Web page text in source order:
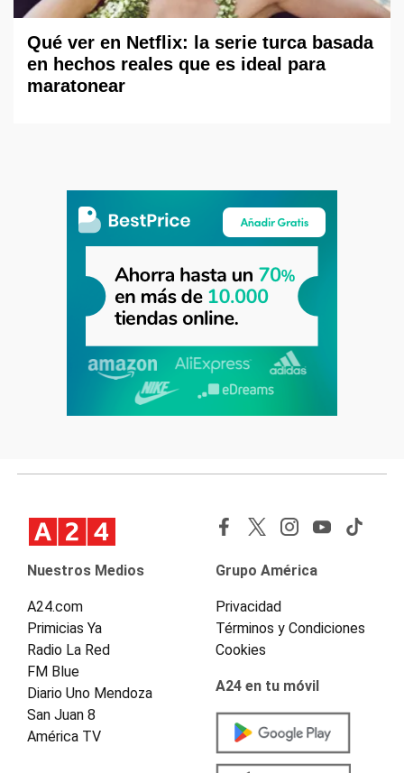
Qué ver en Netflix: la serie turca basada
en hechos reales que es ideal para
maratonear
Nuestros Medios
A24.com
Primicias Ya
Radio La Red
FM Blue
Diario Uno Mendoza
San Juan 8
América TV
Grupo América
Privacidad
Términos y Condiciones
Cookies
A24 en tu móvil